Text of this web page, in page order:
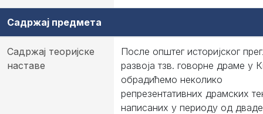
Садржај предмета
Садржај теоријске
наставе
После општег историјског
развоја тзв. говорне драме у
обрадићемо неколико
репрезентативних драмских
написаних у периоду од